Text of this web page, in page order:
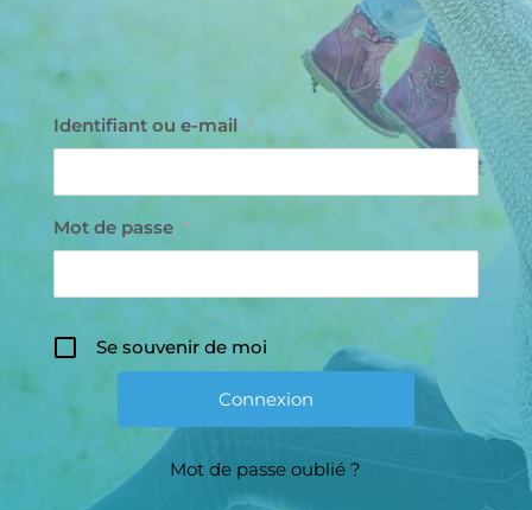
Identifiant ou e-mail *
Mot de passe *
Se souvenir de moi
Mot de passe oublié ?